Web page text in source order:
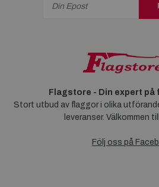
Flagstore - Din expert på
Stort utbud av flaggor i olika
leveranser. Välkommen
Följ oss på